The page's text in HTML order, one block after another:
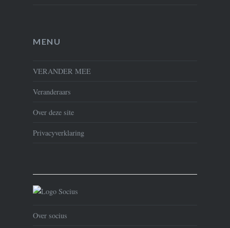
MENU
VERANDER MEE
Veranderaars
Over deze site
Privacyverklaring
Over socius